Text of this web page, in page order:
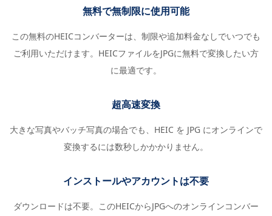
無料で無制限に使用可能
この無料のHEICコンバーターは、制限や追加料金なしでいつでも
ご利用いただけます。HEICファイルをJPGに無料で変換したい方
に最適です。
超高速変換
大きな写真やバッチ写真の場合でも、HEIC を JPG にオンラインで
変換するには数秒しかかかりません。
インストールやアカウントは不要
ダウンロードは不要。このHEICからJPGへのオンラインコンバー